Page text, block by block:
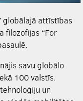
globālajā attīstības
filozofijas “For
savu globālo
100 valstīs.
un